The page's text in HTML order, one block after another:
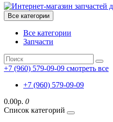
Все категории
Все категории
Запчасти
+7 (960) 579-09-09 смотреть все
+7 (960) 579-09-09
0.00р. 0
Список категорий